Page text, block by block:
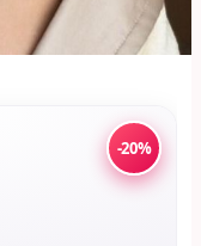
-20%